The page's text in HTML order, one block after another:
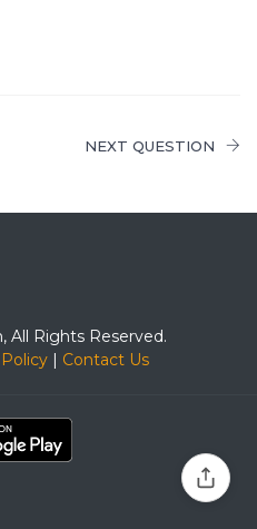
NEXT QUESTION
All Rights Reserved.
| Contact Us